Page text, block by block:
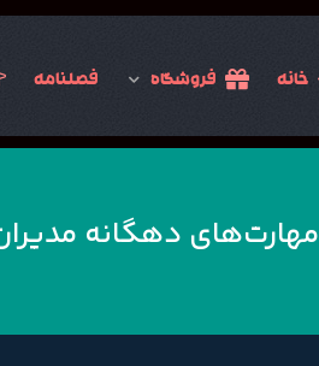
خانه فروشگاه فصلنامه
مهارت‌های دهگانه